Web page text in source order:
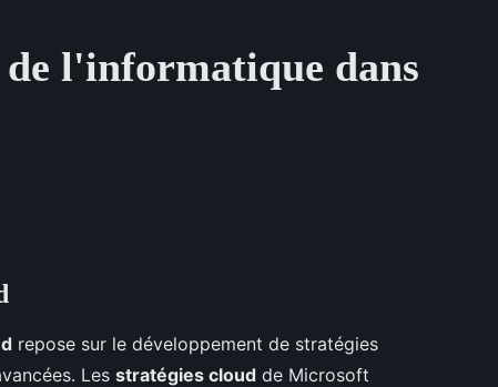
l'informatique dans
repose sur le développement de stratégies
Les stratégies cloud de Microsoft